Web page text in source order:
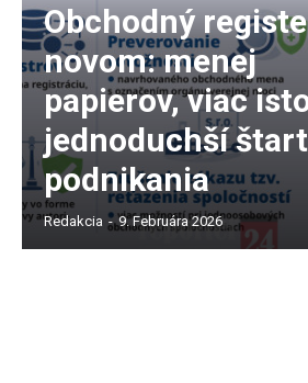
Obchodný
novom: menej
papierov, viac
jednoduchší štart
podnikania
Redakcia - 9. Februára 2026